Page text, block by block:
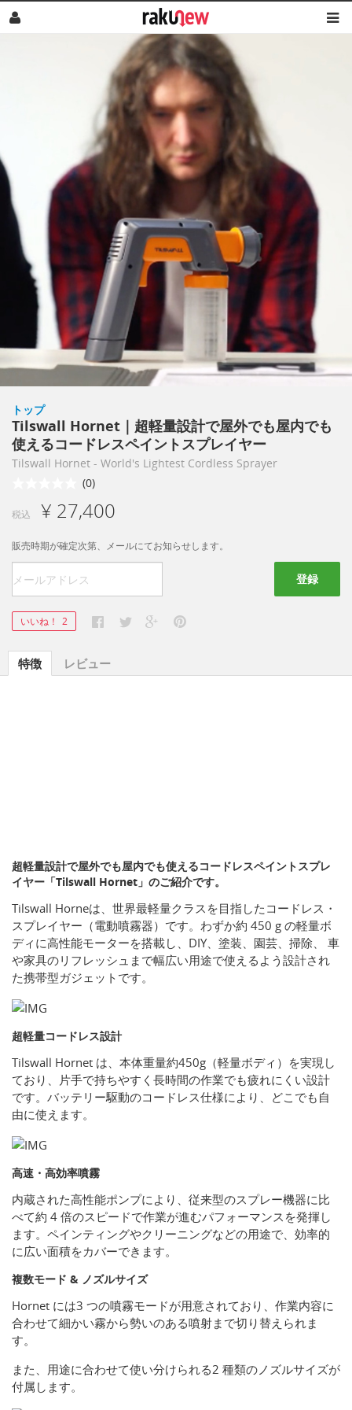
トップ
Tilswall Hornet｜超軽量設計で屋外でも屋内でも
使えるコードレスペイントスプレイヤー
Tilswall Hornet - World's Lightest Cordless Sprayer
(0)
税込 ¥ 27,400
販売時期が確定次第、メールにてお知らせします。
登録
いいね！ 2
特徴 レビュー
超軽量設計で屋外でも屋内でも使えるコードレスペイントスプレ
イヤー「Tilswall Hornet」のご紹介です。
Tilswall Horneは、世界最軽量クラスを目指したコードレス・
スプレイヤー（電動噴霧器）です。わずか約 450 g の軽量ボ
ディに高性能モーターを搭載し、DIY、塗装、園芸、掃除、 車
や家具のリフレッシュまで幅広い用途で使えるよう設計され
た携帯型ガジェットです。
超軽量コードレス設計
Tilswall Hornet は、本体重量約450g（軽量ボディ）を実現し
ており、片手で持ちやすく長時間の作業でも疲れにくい設計
です。バッテリー駆動のコードレス仕様により、どこでも自
由に使えます。
高速・高効率噴霧
内蔵された高性能ポンプにより、従来型のスプレー機器に比
べて約 4 倍のスピードで作業が進むパフォーマンスを発揮し
ます。ペインティングやクリーニングなどの用途で、効率的
に広い面積をカバーできます。
複数モード & ノズルサイズ
Hornet には3 つの噴霧モードが用意されており、作業内容に
合わせて細かい霧から勢いのある噴射まで切り替えられま
す。
また、用途に合わせて使い分けられる2 種類のノズルサイズが
付属します。